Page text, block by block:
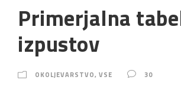
Primerjalna
izpustov
OKOLJEVARSTVO, VSE 30